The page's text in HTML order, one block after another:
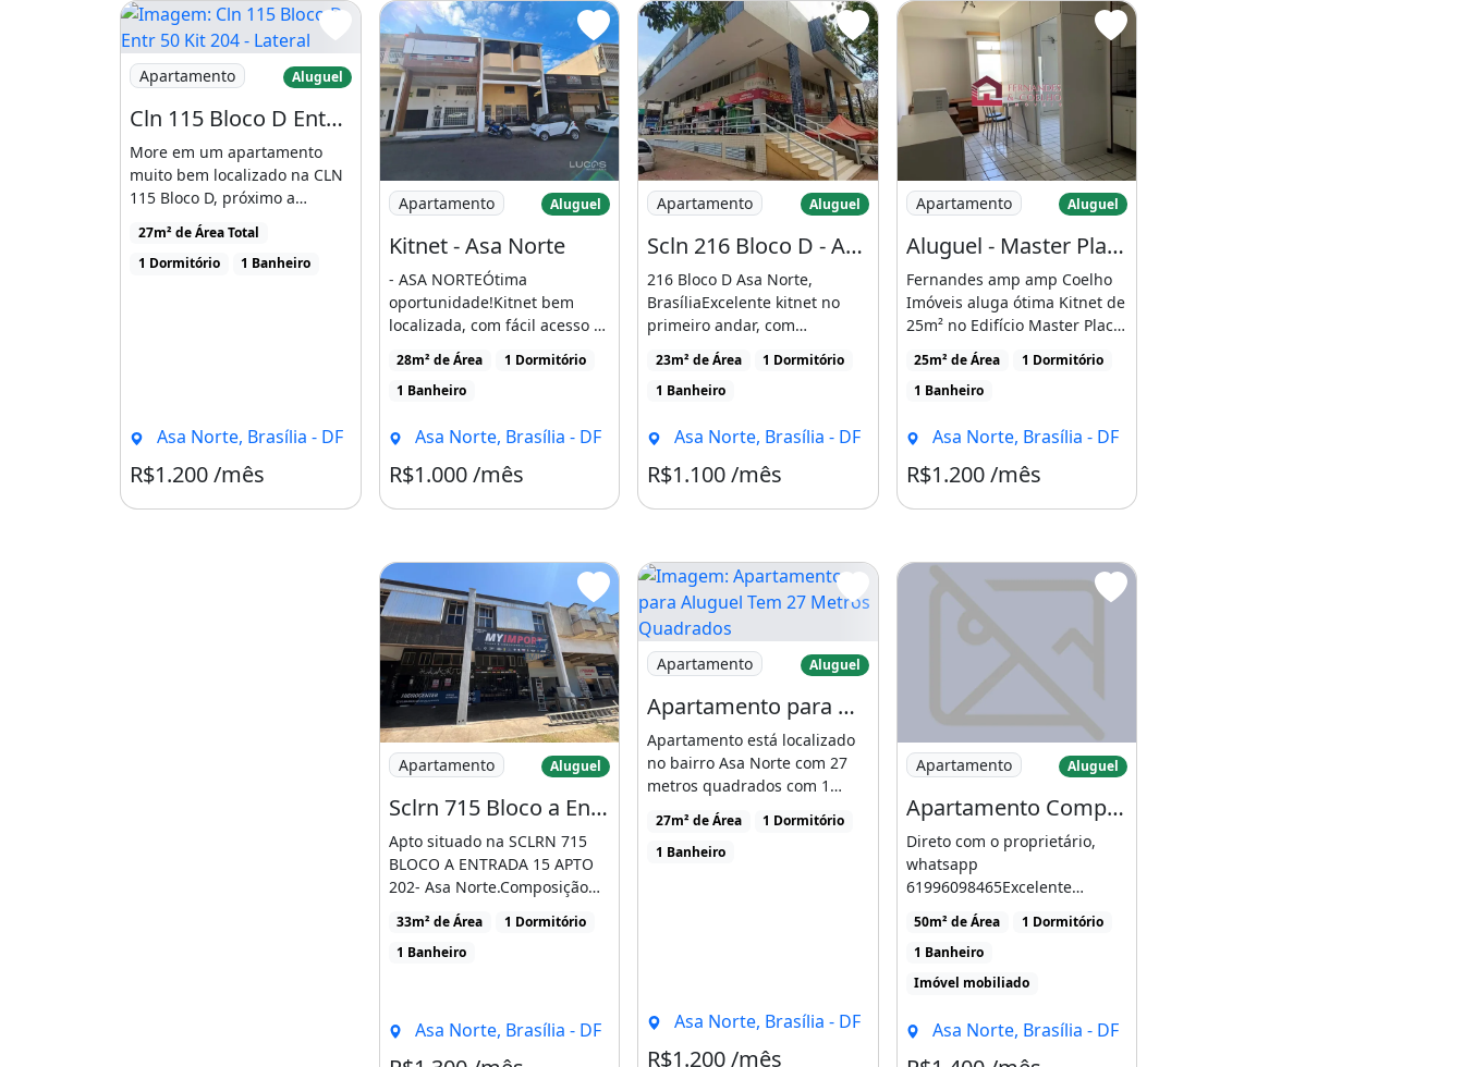
G
ESTOR IMOBILIÁRIO: 9.8565_4795/ WhatsApp
CRECI/DF 11.855
Ar-condicionado
Imagem: Cln 115 Bloco D Entr 50 Kit 204 - Lateral
Apartamento Aluguel
Cln 115 Bloco D Entr 50 Kit 204 - Lateral Vista Área Verde - Próxima Unb - Imperdivel
More em um apartamento
muito bem localizado na CLN
115 Bloco D, próximo a
diversos pontos estratégicos
[...]
27m² de Área Total
1 Dormitório
1 Banheiro
Asa Norte, Brasília - DF
R$1.200 /mês Condomínio R$393
Imagem: Kitnet - Asa Norte
Apartamento Aluguel
Kitnet - Asa Norte
- ASA NORTEÓtima
oportunidade!Kitnet bem
localizada, com fácil acesso a
comércios, transporte público
[...]
28m² de Área
1 Dormitório
1 Banheiro
Asa Norte, Brasília - DF
R$1.000 /mês Condomínio R$100
Imagem: Scln 216 Bloco D - Apartamento 01 Quarto
Apartamento Aluguel
Scln 216 Bloco D - Apartamento 01 Quarto
216 Bloco D Asa Norte,
BrasíliaExcelente kitnet no
primeiro andar, com
ambientes bem distribuídos
[...]
23m² de Área
1 Dormitório
1 Banheiro
Asa Norte, Brasília - DF
R$1.100 /mês Condomínio R$366
Imagem: Aluguel - Master Place - Kitnet - 01 Quarto
Apartamento Aluguel
Aluguel - Master Place - Kitnet - 01 Quarto - Sgan 912 - Asa Norte
Fernandes amp amp Coelho
Imóveis aluga ótima Kitnet de
25m² no Edifício Master Place,
localizado [...]
25m² de Área
1 Dormitório
1 Banheiro
Asa Norte, Brasília - DF
R$1.200 /mês
Imagem: Sclrn 715 Bloco a Entrada 15 Apto 202
Apartamento Aluguel
Sclrn 715 Bloco a Entrada 15 Apto 202
Apto situado na SCLRN 715
BLOCO A ENTRADA 15 APTO
202- Asa Norte.Composição
SalaQuarto com
armárioCozinha [...]
33m² de Área
1 Dormitório
1 Banheiro
Asa Norte, Brasília - DF
Imagem: Apartamento para Aluguel Tem 27 Metros Quadrados
Apartamento Aluguel
Apartamento para Aluguel Tem 27 Metros Quadrados com 1 Quarto em Asa Norte - Brasília
Apartamento está localizado
no bairro Asa Norte com 27
metros quadrados com 1
quarto e 1 banheiroPossui [...]
27m² de Área
1 Dormitório
1 Banheiro
Asa Norte, Brasília - DF
R$1.200 /mês Condomínio R$406
Imagem: Apartamento Completo
Apartamento Aluguel
Apartamento Completo
Direto com o proprietário,
whatsapp
61996098465Excelente
localização, apartamento todo
mobiliado [...]
50m² de Área
1 Dormitório
1 Banheiro
Imóvel mobiliado
Asa Norte, Brasília - DF